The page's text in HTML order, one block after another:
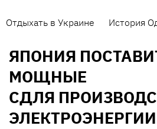
Отдыхать в Украине История
ЯПОНИЯ
МОЩНЫЕ
СДЛЯ
ЭЛЕКТРОЭНЕРГИИ